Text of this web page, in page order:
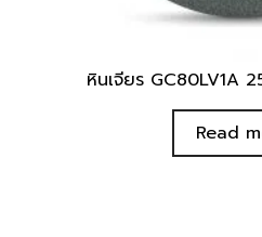
หินเจียร GC80LV1A
Read